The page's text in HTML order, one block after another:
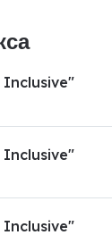
Inclusive"
Inclusive"
Inclusive"